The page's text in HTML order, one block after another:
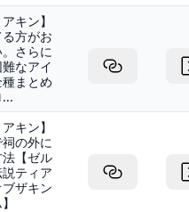
アキン】
方がお
さらに
難なアイ
まとめ
...
アキン】
の外に
【ゼル
ティア
ザキン